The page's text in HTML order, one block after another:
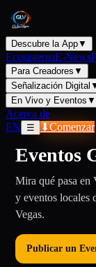
Descubre la App▼
EcosistemaE-News
Para Creadores ▼
Señalización Digital
En Vivo y Eventos ▼
Acerca de
EN
☰ ⬇Comenzar
Eventos
Mira qué pasa en
y eventos
Vegas.
Publicar un